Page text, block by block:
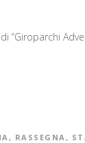
“Giroparchi
, RASSEGNA ,